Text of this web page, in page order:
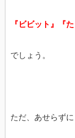
『ビビット』『
でしょう。
ただ、あせらず